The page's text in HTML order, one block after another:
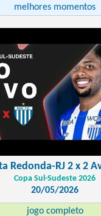
melhores momentos
Redonda-RJ 2 x 2
Copa Sul-Sudeste 2026
20/05/2026
jogo completo